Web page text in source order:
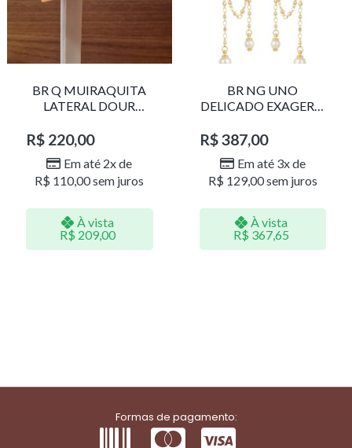
BR Q MUIRAQUITA
LATERAL DOUR
R$ 220,00
Em até 2x de
R$ 110,00sem juros
À vista
R$ 209,00
BR NG UNO
DELICADO EXAGERO
R$387,00
Em até 3x de
R$ 129,00sem juros
À vista
R$ 367,65
Formas de pagamento: